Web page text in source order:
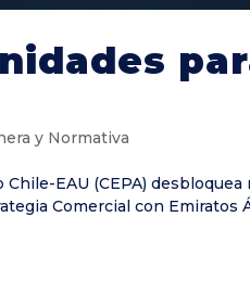
y Normativa
EAU (CEPA)
Comercial con